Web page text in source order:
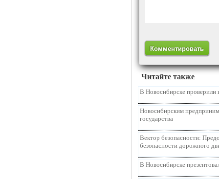
Читайте также
В Новосибирске проверили
Новосибирским
государства
Вектор безопасности:
безопасности дорожного
В Новосибирске